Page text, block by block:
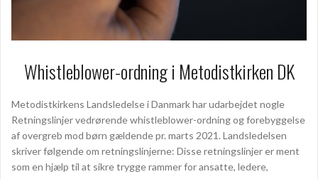
Whistleblower-ordning i Metodistkirken DK
Metodistkirkens Landsledelse i Danmark har udarbejdet nogle
Retningslinjer vedrørende whistleblower-ordning og forebyggelse
af overgreb mod børn gældende pr. marts 2021. Landsledelsen
skriver følgende om retningslinjerne: Disse retningslinjer er ment
som en hjælp til at sikre trygge rammer for ansatte, ledere,